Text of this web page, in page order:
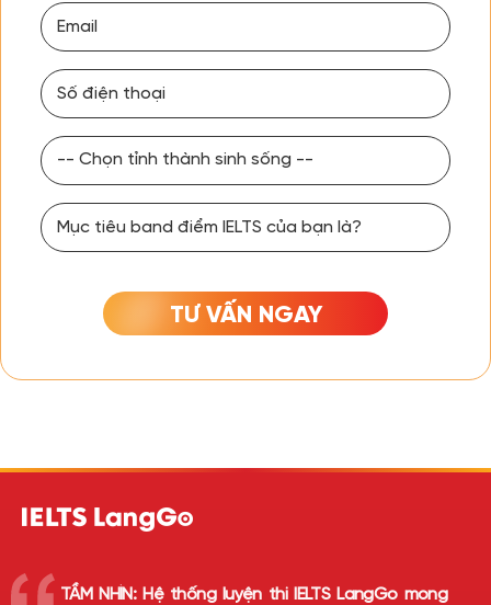
TƯ VẤN NGAY
TẦM NHÌN:Hệ thống luyện thi IELTS LangGo mong